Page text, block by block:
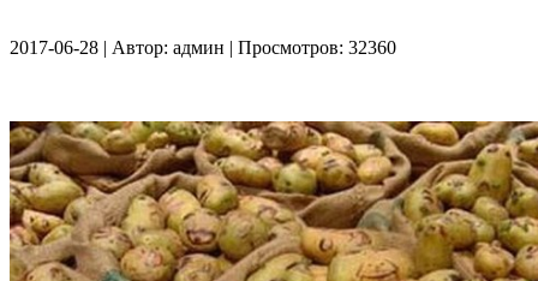
2017-06-28 | Автор: админ | Просмотров: 32360